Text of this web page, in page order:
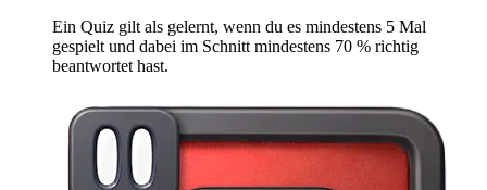
Ein Quiz gilt als gelernt, wenn du es mindestens 5 Mal
gespielt und dabei im Schnitt mindestens 70 % richtig
beantwortet hast.